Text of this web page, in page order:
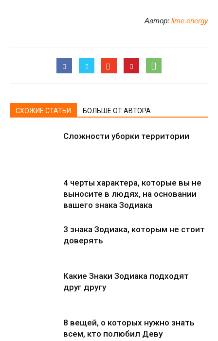
Автор: lime.energy
СХОЖИЕ СТАТЬИ БОЛЬШЕ ОТ АВТОРА
Сложности уборки территории
4 черты характера, которые вы не
выносите в людях, на основании
вашего знака Зодиака
3 знака Зодиака, которым не стоит
доверять
Какие Знаки Зодиака подходят
друг другу
8 вещей, о которых нужно знать
всем, кто полюбил Деву